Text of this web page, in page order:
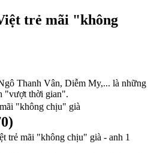
trẻ mãi "không
Thanh Vân, Diễm My,... là những
"vượt thời gian".